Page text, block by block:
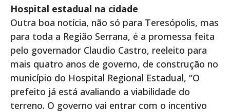
Hospital estadual na cidade
Outra boa notícia, não só para Teresópolis, mas
para toda a Região Serrana, é a promessa feita
pelo governador Claudio Castro, reeleito para
mais quatro anos de governo, de construção no
município do Hospital Regional Estadual, “O
prefeito já está avaliando a viabilidade do
terreno. O governo vai entrar com o incentivo